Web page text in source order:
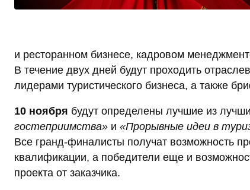
и ресторанном бизнесе, кадровом
В течение двух дней будут проходить
лидерами туристического бизнеса, а также
10 ноября будут определены лучшие из
гостеприимства» и «Прорывные идеи в
Все гранд-финалисты получат возможность
квалификации, а победители еще и
проекта от заказчика.